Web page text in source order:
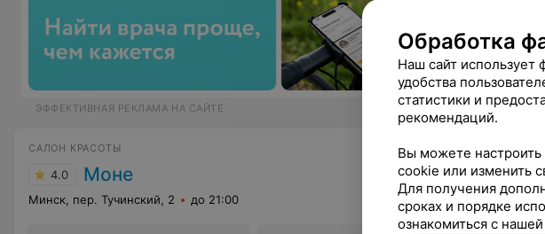
ЭФФЕКТИВНАЯ РЕКЛАМА НА САЙТЕ
САЛОН КРАСОТЫ
4.0 Моне
Минск, пер. Тучинский, 2 до 21:00
Обработка
Наш сайт использует
удобства
статистики и
рекомендаций.
Вы можете
cookie или изменить
Для получения
сроках и порядке
ознакомиться с нашей